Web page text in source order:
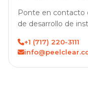
Ponte en contacto
de desarrollo de
+1 (717) 220-3111